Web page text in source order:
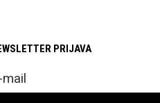
PRIJAVA
mail